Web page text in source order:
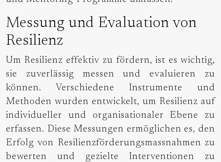
Messung und Evaluation von
Resilienz
Um Resilienz effektiv zu fördern, ist es wichtig,
sie zuverlässig messen und evaluieren zu
können. Verschiedene Instrumente und
Methoden wurden entwickelt, um Resilienz auf
individueller und organisationaler Ebene zu
erfassen. Diese Messungen ermöglichen es, den
Erfolg von Resilienzförderungsmassnahmen zu
bewerten und gezielte Interventionen zu